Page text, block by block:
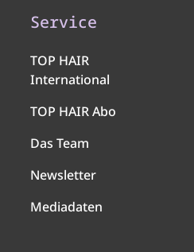
Service
TOP HAIR
International
TOP HAIR Abo
Das Team
Newsletter
Mediadaten